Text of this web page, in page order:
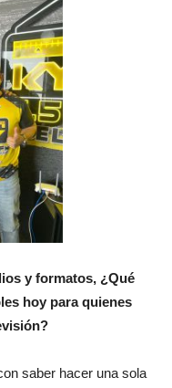
y formatos, ¿Qué
hoy para quienes
saber hacer una sola